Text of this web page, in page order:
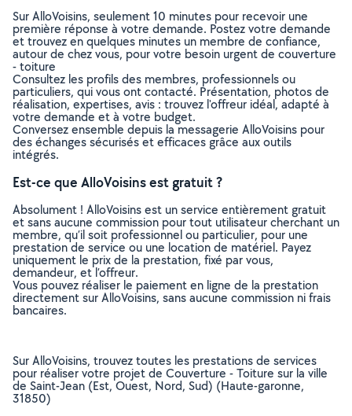
Sur AlloVoisins, seulement 10 minutes pour recevoir une
première réponse à votre demande. Postez votre demande
et trouvez en quelques minutes un membre de confiance,
autour de chez vous, pour votre besoin urgent de couverture
- toiture
Consultez les profils des membres, professionnels ou
particuliers, qui vous ont contacté. Présentation, photos de
réalisation, expertises, avis : trouvez l'offreur idéal, adapté à
votre demande et à votre budget.
Conversez ensemble depuis la messagerie AlloVoisins pour
des échanges sécurisés et efficaces grâce aux outils
intégrés.
Est-ce que AlloVoisins est gratuit ?
Absolument ! AlloVoisins est un service entièrement gratuit
et sans aucune commission pour tout utilisateur cherchant un
membre, qu’il soit professionnel ou particulier, pour une
prestation de service ou une location de matériel. Payez
uniquement le prix de la prestation, fixé par vous,
demandeur, et l’offreur.
Vous pouvez réaliser le paiement en ligne de la prestation
directement sur AlloVoisins, sans aucune commission ni frais
bancaires.
Sur AlloVoisins, trouvez toutes les prestations de services
pour réaliser votre projet de Couverture - Toiture sur la ville
de Saint-Jean (Est, Ouest, Nord, Sud) (Haute-garonne,
31850)